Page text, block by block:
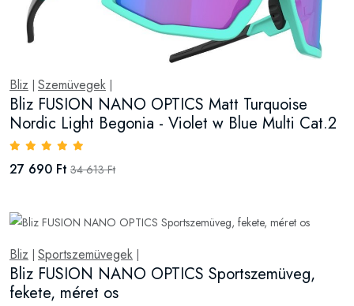
Bliz | Szemüvegek |
Bliz FUSION NANO OPTICS Matt Turquoise
Nordic Light Begonia - Violet w Blue Multi Cat.2
27 690 Ft 34 613 Ft
Bliz Sportszemüvegek
Bliz FUSION NANO OPTICS Sportszemüveg,
fekete, méret os